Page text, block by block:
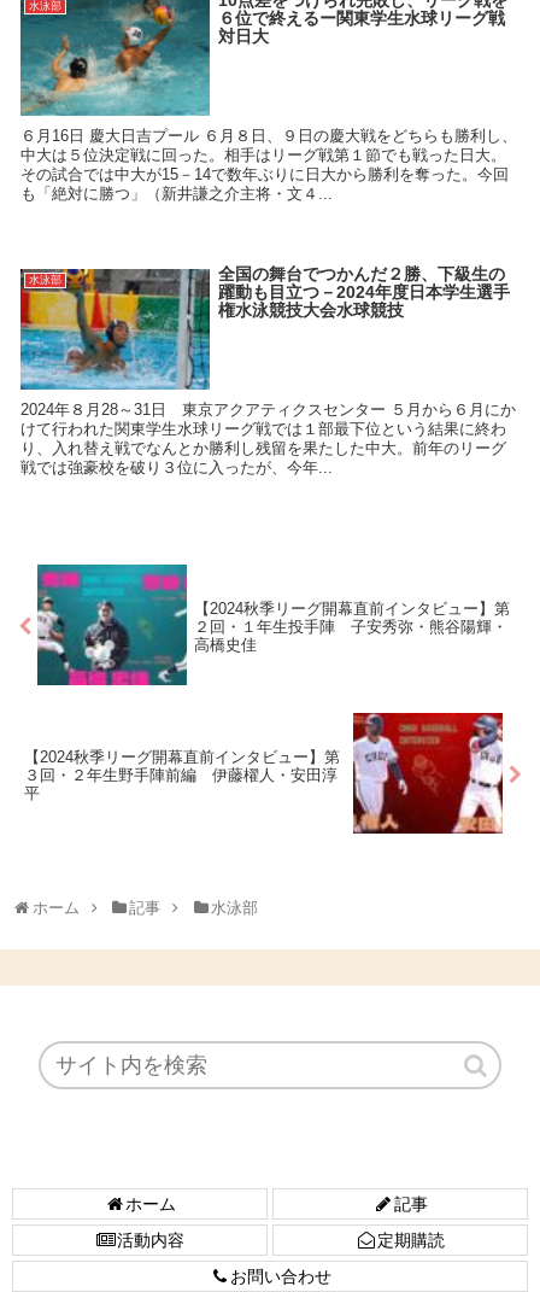
水泳部
６位で終えるー関東学生水球リーグ戦
対日大
６月16日 慶大日吉プール ６月８日、９日の慶大戦をどちらも勝利し、
中大は５位決定戦に回った。相手はリーグ戦第１節でも戦った日大。
その試合では中大が15－14で数年ぶりに日大から勝利を奪った。今回
も「絶対に勝つ」（新井謙之介主将・文４...
水泳部
全国の舞台でつかんだ２勝、下級生の
躍動も目立つ－2024年度日本学生選手
権水泳競技大会水球競技
2024年８月28～31日 東京アクアティクスセンター ５月から６月にか
けて行われた関東学生水球リーグ戦では１部最下位という結果に終わ
り、入れ替え戦でなんとか勝利し残留を果たした中大。前年のリーグ
戦では強豪校を破り３位に入ったが、今年...
【2024秋季リーグ開幕直前インタビュー】第
２回・１年生投手陣 子安秀弥・熊谷陽輝・
高橋史佳
【2024秋季リーグ開幕直前インタビュー】第
３回・２年生野手陣前編 伊藤櫂人・安田淳
平
ホーム 記事 水泳部
ホーム
記事
活動内容
定期購読
お問い合わせ